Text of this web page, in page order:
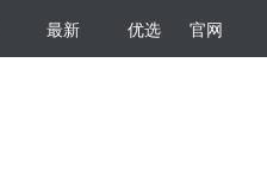
最新 优选 官网